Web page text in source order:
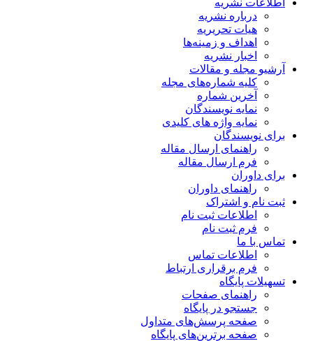
اطلاعات نشریه
درباره نشریه
هیات تحریریه
اهداف و زمینه‌ها
اخبار نشریه
آرشیو مجله و مقالات
کلیه شماره‌های مجله
آخرین شماره
نمایه نویسندگان
نمایه واژه های کلیدی
برای نویسندگان
راهنمای ارسال مقاله
فرم ارسال مقاله
برای داوران
راهنمای داوران
ثبت نام و اشتراک
اطلاعات ثبت نام
فرم ثبت نام
تماس با ما
اطلاعات تماس
فرم برقراری ارتباط
تسهیلات پایگاه
راهنمای صفحات
جستجو در پایگاه
صفحه پرسش‌های متداول
صفحه برترین‌های پایگاه